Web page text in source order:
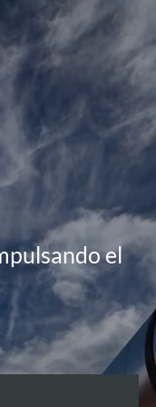
menú
el